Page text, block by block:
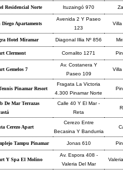
Residencial Norte Ituzaingó 970
Diego Apartaments
Avenida 2 Y Paseo
123
Villa
Hotel Miramar Diagonal Illia Nº 856
Clermont Cornalito 1271
Gemelos 7
Av. Costanera Y
Paseo 109
Villa
Pinamar Resort
Fragata La Victoria
4.300 Pinamar Norte
De Mar Terrazas
Calle 40 Y El Mar -
Reta
Cerezo Apart
Cerezo Entre
Becasina Y Bandurria
Tampu Pinamar Jonas 610
Y Spa El Molino
Av. Espora 408 -
Valeria Del Mar